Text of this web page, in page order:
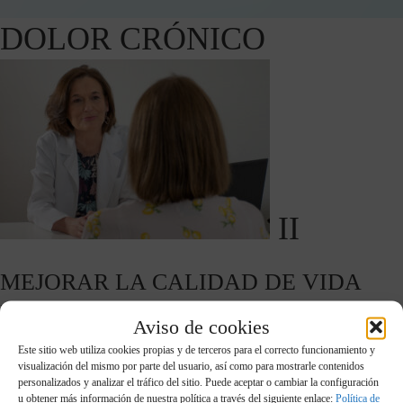
Aviso de cookies
Este sitio web utiliza cookies propias y de terceros para el correcto funcionamiento y
visualización del mismo por parte del usuario, así como para mostrarle contenidos
personalizados y analizar el tráfico del sitio. Puede aceptar o cambiar la configuración
u obtener más información de nuestra política a través del siguiente enlace: Política de
DOLOR CRÓNICO
II
MEJORAR LA CALIDAD DE VIDA
DEL PACIENTE CON DOLOR
CRÓNICO
Establecer unas sencillas pautas para que el dolor no sea un